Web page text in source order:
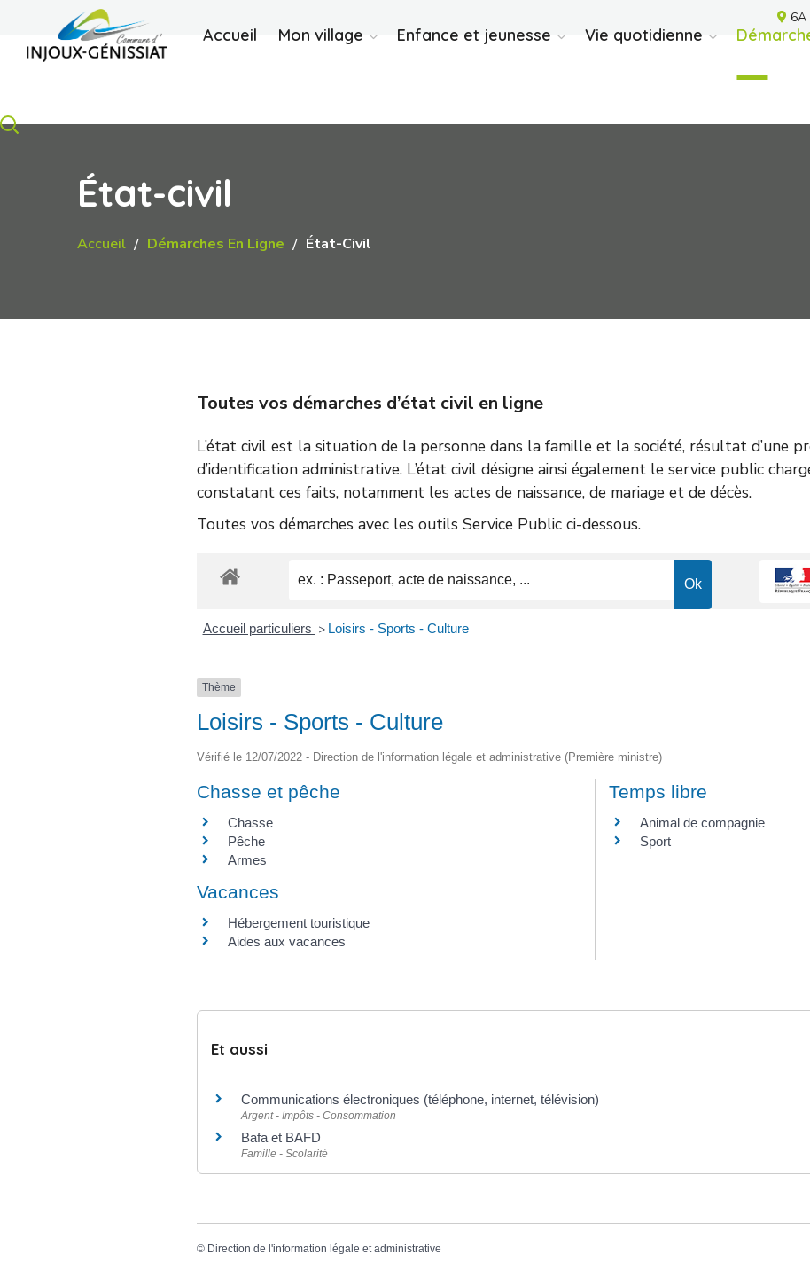
6A
Accueil Mon village Enfance et jeunesse Vie quotidienne
État-civil
Accueil Démarches En Ligne État-Civil
Toutes vos démarches d’état civil en ligne
L’état civil est la situation de la personne dans la famille et la société, résultat d’une
d’identification administrative. L’état civil désigne ainsi également le service public
constatant ces faits, notamment les actes de naissance, de mariage et de décès.
Toutes vos démarches avec les outils Service Public ci-dessous.
Accueil particuliers > Loisirs - Sports - Culture
Thème
Loisirs - Sports - Culture
Vérifié le 12/07/2022 - Direction de l'information légale et administrative (Première ministre)
Chasse et pêche
Chasse
Pêche
Armes
Temps libre
Animal de compagnie
Sport
Vacances
Hébergement touristique
Aides aux vacances
Et aussi
Communications électroniques (téléphone, internet, télévision)
Argent - Impôts - Consommation
Bafa et BAFD
Famille - Scolarité
© Direction de l'information légale et administrative